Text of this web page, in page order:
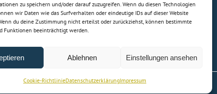
zu speichern und/oder darauf zuzugreifen. Wenn du diesen Technologien
wir Daten wie das Surfverhalten oder eindeutige IDs auf dieser Website
du deine Zustimmung nicht erteilst oder zurückziehst, können bestimmte
Funktionen beeinträchtigt werden.
Ablehnen Einstellungen ansehen
Cookie-RichtlinieDatenschutzerklärungImpressum
Datenschutz
Cookie-Richtlinie (EU)